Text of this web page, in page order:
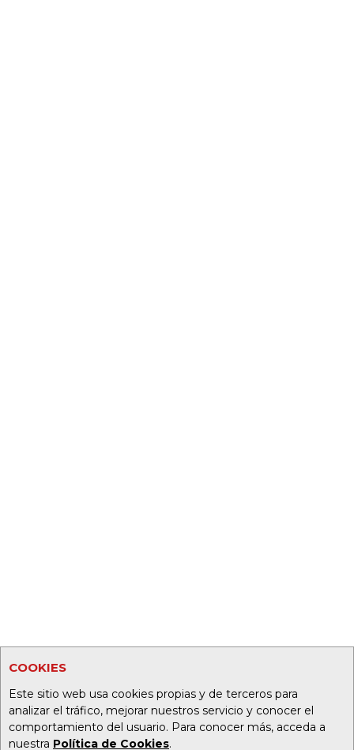
COOKIES
Este sitio web usa cookies propias y de terceros para
analizar el tráfico, mejorar nuestros servicio y conocer el
comportamiento del usuario. Para conocer más, acceda a
nuestra Política de Cookies.